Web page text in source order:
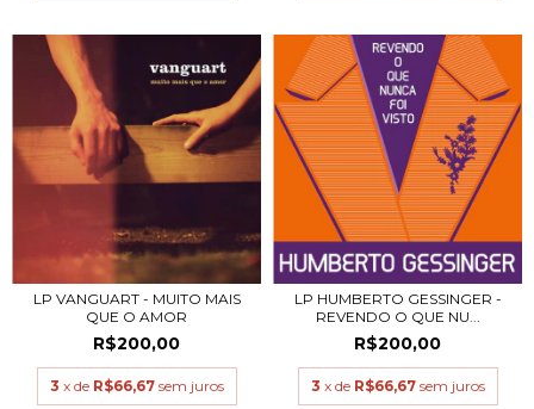
LP VANGUART - MUITO MAIS
QUE O AMOR
R$200,00
3 x de R$66,67 sem juros
LP HUMBERTO GESSINGER -
REVENDO O QUE NU...
R$200,00
3 x de R$66,67 sem juros